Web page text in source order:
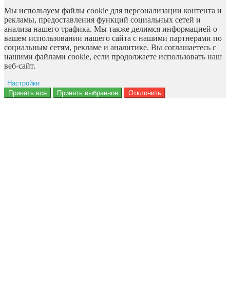
Мы используем файлы cookie для персонализации контента и
рекламы, предоставления функций социальных сетей и
анализа нашего трафика. Мы также делимся информацией о
вашем использовании нашего сайта с нашими партнерами по
социальным сетям, рекламе и аналитике. Вы соглашаетесь с
нашими файлами cookie, если продолжаете использовать наш
веб-сайт.
Настройки
Ad storage
Принять все Принять выбранное Отклонить